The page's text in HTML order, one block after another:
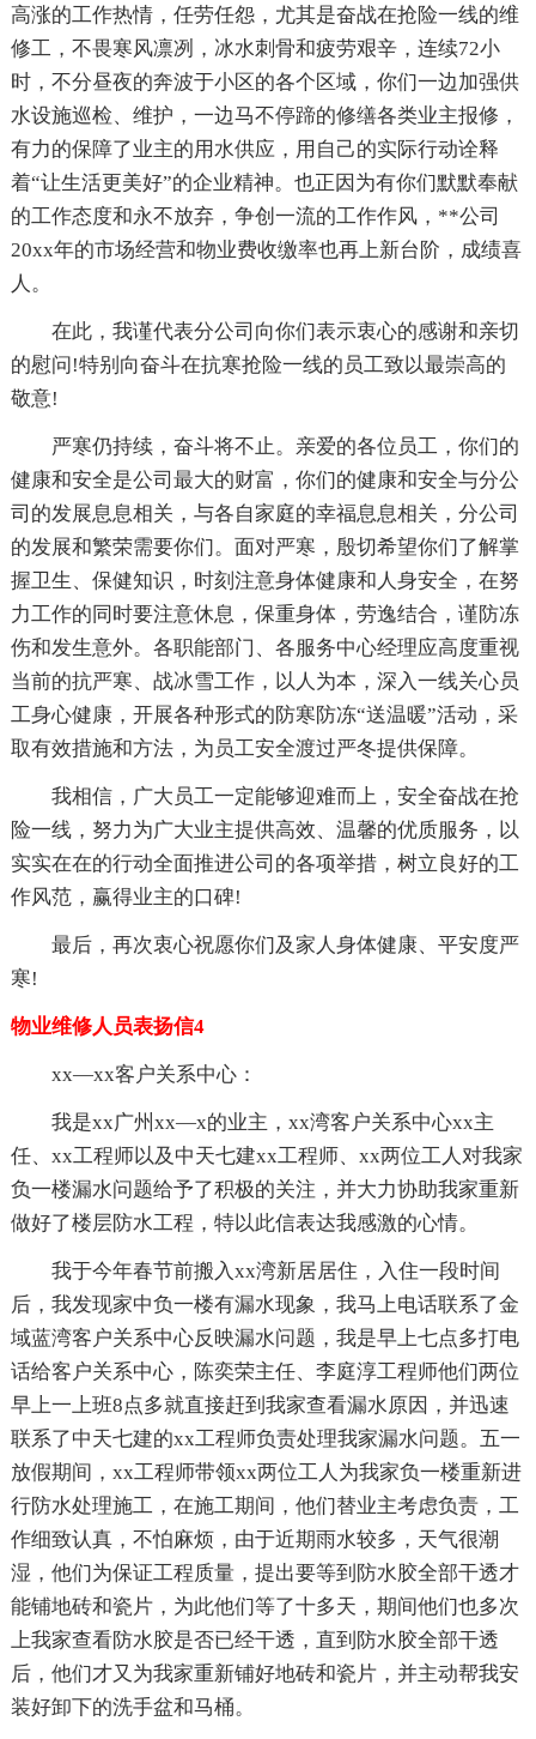
高涨的工作热情，任劳任怨，尤其是奋战在抢险一线的维
修工，不畏寒风凛冽，冰水刺骨和疲劳艰辛，连续72小
时，不分昼夜的奔波于小区的各个区域，你们一边加强供
水设施巡检、维护，一边马不停蹄的修缮各类业主报修，
有力的保障了业主的用水供应，用自己的实际行动诠释
着“让生活更美好”的企业精神。也正因为有你们默默奉献
的工作态度和永不放弃，争创一流的工作作风，**公司
20xx年的市场经营和物业费收缴率也再上新台阶，成绩喜
人。
在此，我谨代表分公司向你们表示衷心的感谢和亲切
的慰问!特别向奋斗在抗寒抢险一线的员工致以最崇高的
敬意!
严寒仍持续，奋斗将不止。亲爱的各位员工，你们的
健康和安全是公司最大的财富，你们的健康和安全与分公
司的发展息息相关，与各自家庭的幸福息息相关，分公司
的发展和繁荣需要你们。面对严寒，殷切希望你们了解掌
握卫生、保健知识，时刻注意身体健康和人身安全，在努
力工作的同时要注意休息，保重身体，劳逸结合，谨防冻
伤和发生意外。各职能部门、各服务中心经理应高度重视
当前的抗严寒、战冰雪工作，以人为本，深入一线关心员
工身心健康，开展各种形式的防寒防冻“送温暖”活动，采
取有效措施和方法，为员工安全渡过严冬提供保障。
我相信，广大员工一定能够迎难而上，安全奋战在抢
险一线，努力为广大业主提供高效、温馨的优质服务，以
实实在在的行动全面推进公司的各项举措，树立良好的工
作风范，赢得业主的口碑!
最后，再次衷心祝愿你们及家人身体健康、平安度严
寒!
物业维修人员表扬信4
xx—xx客户关系中心：
我是xx广州xx—x的业主，xx湾客户关系中心xx主
任、xx工程师以及中天七建xx工程师、xx两位工人对我家
负一楼漏水问题给予了积极的关注，并大力协助我家重新
做好了楼层防水工程，特以此信表达我感激的心情。
我于今年春节前搬入xx湾新居居住，入住一段时间
后，我发现家中负一楼有漏水现象，我马上电话联系了金
域蓝湾客户关系中心反映漏水问题，我是早上七点多打电
话给客户关系中心，陈奕荣主任、李庭淳工程师他们两位
早上一上班8点多就直接赶到我家查看漏水原因，并迅速
联系了中天七建的xx工程师负责处理我家漏水问题。五一
放假期间，xx工程师带领xx两位工人为我家负一楼重新进
行防水处理施工，在施工期间，他们替业主考虑负责，工
作细致认真，不怕麻烦，由于近期雨水较多，天气很潮
湿，他们为保证工程质量，提出要等到防水胶全部干透才
能铺地砖和瓷片，为此他们等了十多天，期间他们也多次
上我家查看防水胶是否已经干透，直到防水胶全部干透
后，他们才又为我家重新铺好地砖和瓷片，并主动帮我安
装好卸下的洗手盆和马桶。